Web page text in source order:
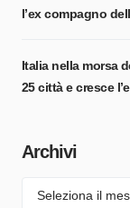
l’ex compagno
Italia nella morsa
25 città e cresce
Archivi